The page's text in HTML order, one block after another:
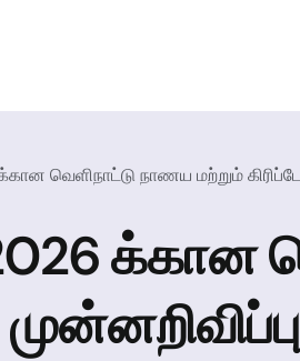
வெளிநாட்டு நாணய மற்றும்
க்கான